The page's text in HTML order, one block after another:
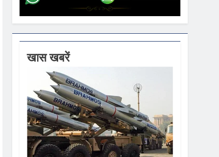
कहा- कार्यक्रम से सरकार का कोई संबंध नहीं
वस्त्रों को मिलेगा बढ़ावा
खास खबरें